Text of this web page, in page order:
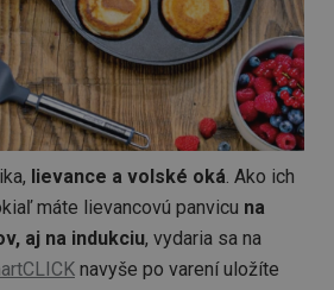
lievance a volské oká. Ako ich
máte lievancovú panvicu na
aj na indukciu, vydaria sa na
navyše po varení uložíte
www.tescoma.sk